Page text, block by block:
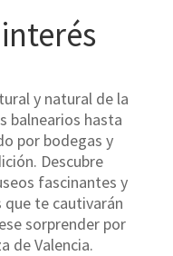
y natural de la
balnearios hasta
por bodegas y
Descubre
fascinantes y
te cautivarán
sorprender por
de Valencia.